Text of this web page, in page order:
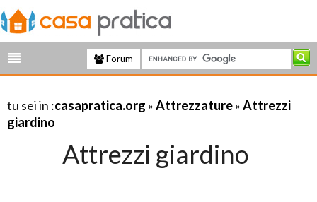
Forum
tu sei in :casapratica.org »Attrezzature»Attrezzi
giardino
Attrezzi giardino